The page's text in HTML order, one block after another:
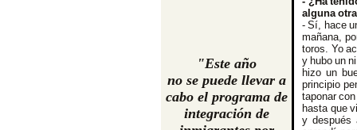
"Este año
no se puede llevar a
cabo el programa de
integración de
alguna
- Sí, hace
mañana,
toros. Yo
y hubo un
hizo un
principio
taponar
hasta que
y después